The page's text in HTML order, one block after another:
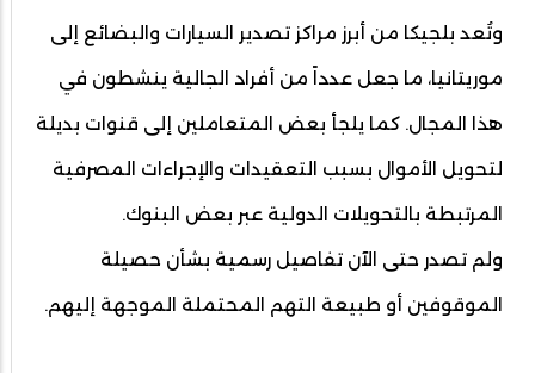
وتُعد بلجيكا من أبرز مراكز تصدير السيارات والبضائع إلى
موريتانيا، ما جعل عدداً من أفراد الجالية ينشطون في
هذا المجال. كما يلجأ بعض المتعاملين إلى قنوات بديلة
لتحويل الأموال بسبب التعقيدات والإجراءات المصرفية
المرتبطة بالتحويلات الدولية عبر بعض البنوك.
ولم تصدر حتى الآن تفاصيل رسمية بشأن حصيلة
الموقوفين أو طبيعة التهم المحتملة الموجهة إليهم.